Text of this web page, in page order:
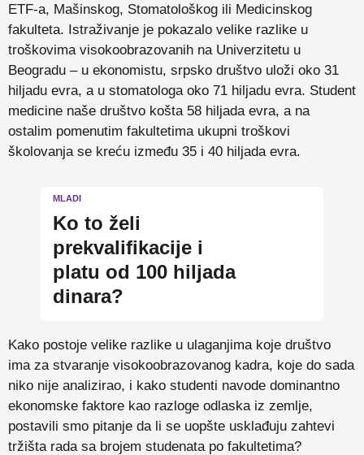
ETF-a, Mašinskog, Stomatološkog ili Medicinskog
fakulteta. Istraživanje je pokazalo velike razlike u
troškovima visokoobrazovanih na Univerzitetu u
Beogradu – u ekonomistu, srpsko društvo uloži oko 31
hiljadu evra, a u stomatologa oko 71 hiljadu evra. Student
medicine naše društvo košta 58 hiljada evra, a na
ostalim pomenutim fakultetima ukupni troškovi
školovanja se kreću između 35 i 40 hiljada evra.
MLADI
Ko to želi
prekvalifikacije i
platu od 100 hiljada
dinara?
Kako postoje velike razlike u ulaganjima koje društvo
ima za stvaranje visokoobrazovanog kadra, koje do sada
niko nije analizirao, i kako studenti navode dominantno
ekonomske faktore kao razloge odlaska iz zemlje,
postavili smo pitanje da li se uopšte usklađuju zahtevi
tržišta rada sa brojem studenata po fakultetima?